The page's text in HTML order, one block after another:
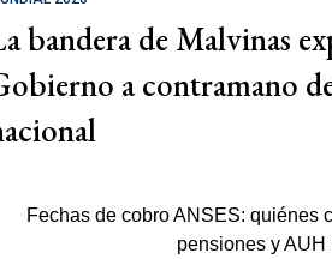
bandera de Malvinas
a contramano